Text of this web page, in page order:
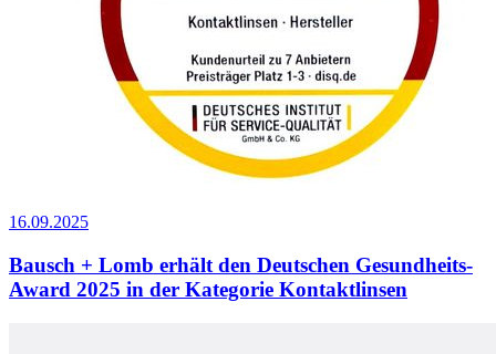
16.09.2025
Bausch + Lomb erhält den Deutschen Gesundheits-
Award 2025 in der Kategorie Kontaktlinsen